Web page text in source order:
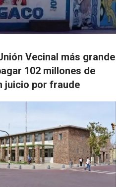
Vecinal más grande
102 millones de
juicio por fraude